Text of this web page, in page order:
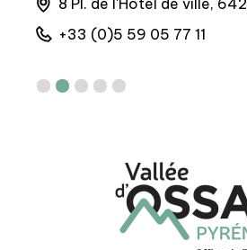
8 Pl. de l'Hôtel de ville,
+33 (0)5 59 05 77 11